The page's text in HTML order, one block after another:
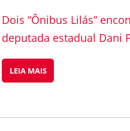
Dois “Ônibus Lilás”
deputada estadual Dani
LEIA MAIS